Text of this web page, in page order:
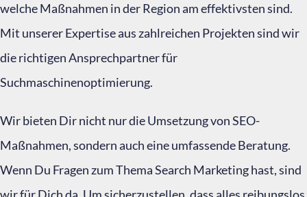
welche Maßnahmen in der Region am effektivsten sind.
Mit unserer Expertise aus zahlreichen Projekten sind wir
die richtigen Ansprechpartner für
Suchmaschinenoptimierung.
Wir bieten Dir nicht nur die Umsetzung von SEO-
Maßnahmen, sondern auch eine umfassende Beratung.
Wenn Du Fragen zum Thema Search Marketing hast, sind